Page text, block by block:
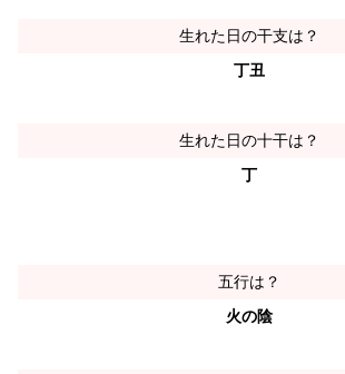
生れた日の干支は？
丁丑
生れた日の十干は？
丁
五行は？
火の陰